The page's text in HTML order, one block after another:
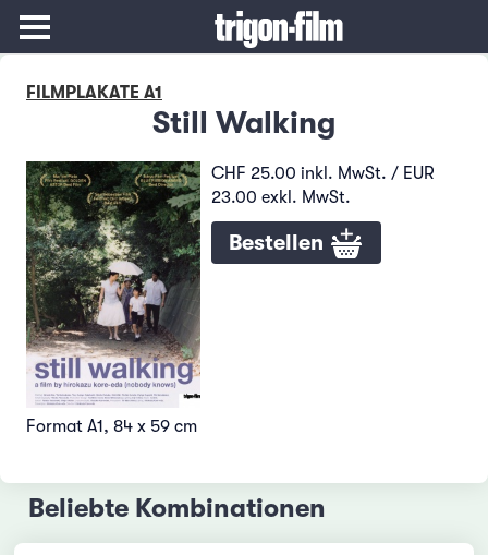
FILMPLAKATE A1
Still Walking
CHF 25.00 inkl. MwSt. / EUR
23.00 exkl. MwSt.
Bestellen
Format A1, 84 x 59 cm
Beliebte Kombinationen